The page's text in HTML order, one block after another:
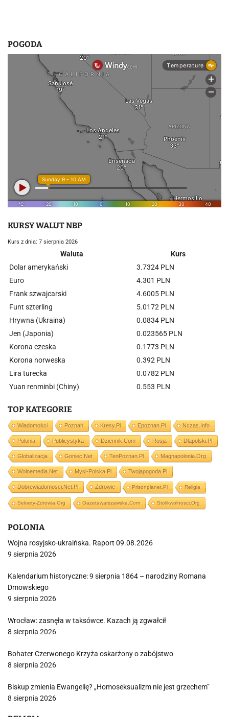
POGODA
KURSY WALUT NBP
Kurs z dnia: 7 sierpnia 2026
Waluta
Kurs
Dolar amerykański
3.7324 PLN
Euro
4.301 PLN
Frank szwajcarski
4.6005 PLN
Funt szterling
5.0172 PLN
Hrywna (Ukraina)
0.0834 PLN
Jen (Japonia)
0.023565 PLN
Korona czeska
0.1773 PLN
Korona norweska
0.392 PLN
Lira turecka
0.0782 PLN
Yuan renminbi (Chiny)
0.553 PLN
TOP KATEGORIE
Wiadomości Poznań Kresy.pl Epoznan.pl Nczas.info
Polonia Publicystyka Dziennik.com Rosja Dlapolski.pl
Globalizacja Goniec.net TenPoznan.pl Magnapolonia.org
Wolnemedia.net Mysl-Polska.pl Twojapogoda.pl
Dobrewiadomosci.net.pl Zdrowie Prisonplanet.pl Religia
Sekrety-Zdrowia.org Gazetawarszawska.com Stolikwolnosci.org
POLONIA
Wojna rosyjsko-ukraińska. Raport 09.08.2026
9 sierpnia 2026
Kalendarium historyczne: 9 sierpnia 1864 – narodziny Romana
Dmowskiego
9 sierpnia 2026
Wrocław: zasnęła w taksówce. Kazach ją zgwałcił
8 sierpnia 2026
Bohater Czerwonego Krzyża oskarżony o zabójstwo
8 sierpnia 2026
Biskup zmienia Ewangelię? „Homoseksualizm nie jest grzechem”
8 sierpnia 2026